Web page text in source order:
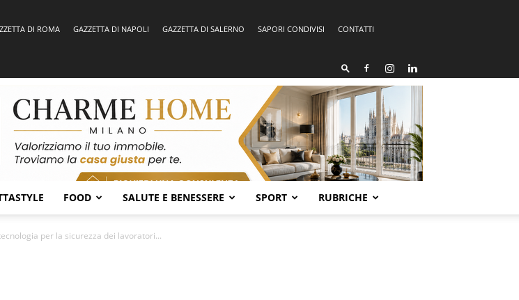
DI ROMA GAZZETTA DI NAPOLI GAZZETTA DI SALERNO SAPORI CONDIVISI
CONTATTI
FOOD SALUTE E BENESSERE SPORT RUBRICHE
per la sicurezza dei lavoratori...